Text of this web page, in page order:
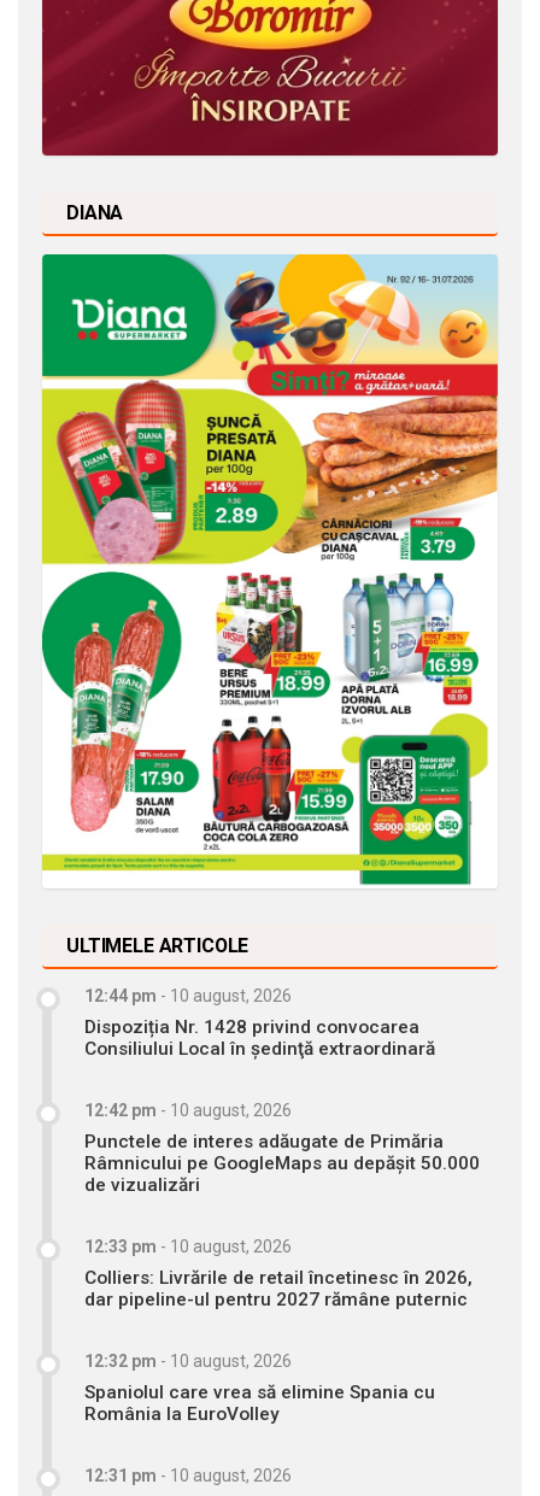
DIANA
ULTIMELE ARTICOLE
12:44 pm - 10 august, 2026
Dispoziția Nr. 1428 privind convocarea
Consiliului Local în şedinţă extraordinară
12:42 pm - 10 august, 2026
Punctele de interes adăugate de Primăria
Râmnicului pe GoogleMaps au depășit 50.000
de vizualizări
12:33 pm - 10 august, 2026
Colliers: Livrările de retail încetinesc în 2026,
dar pipeline-ul pentru 2027 rămâne puternic
12:32 pm - 10 august, 2026
Spaniolul care vrea să elimine Spania cu
România la EuroVolley
12:31 pm - 10 august, 2026